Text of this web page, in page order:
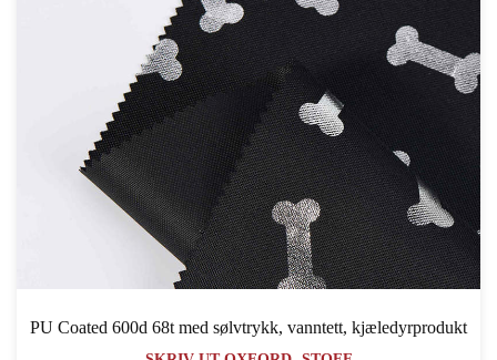
PU Coated 600d 68t med sølvtrykk, vanntett, kjæledyrprodukt